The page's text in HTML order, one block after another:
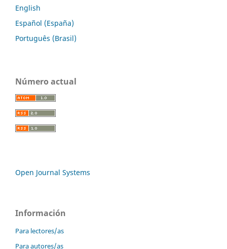
English
Español (España)
Português (Brasil)
Número actual
Open Journal Systems
Información
Para lectores/as
Para autores/as